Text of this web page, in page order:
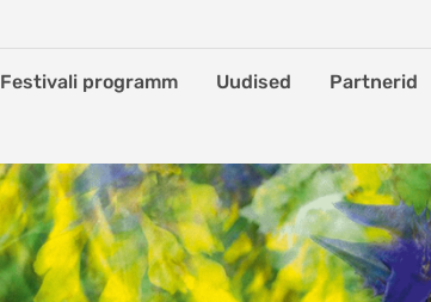
Festivali programm Uudised Partnerid